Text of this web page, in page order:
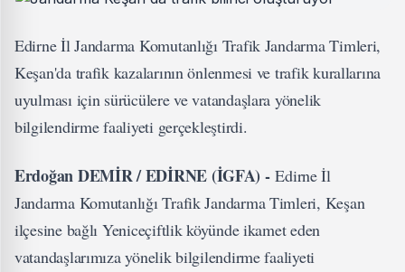
Edirne İl Jandarma Komutanlığı Trafik Jandarma Timleri,
Keşan'da trafik kazalarının önlenmesi ve trafik kurallarına
uyulması için sürücülere ve vatandaşlara yönelik
bilgilendirme faaliyeti gerçekleştirdi.
Erdoğan DEMİR / EDİRNE (İGFA) -Edirne İl
Jandarma Komutanlığı Trafik Jandarma Timleri, Keşan
ilçesine bağlı Yeniceçiftlik köyünde ikamet eden
vatandaşlarımıza yönelik bilgilendirme faaliyeti